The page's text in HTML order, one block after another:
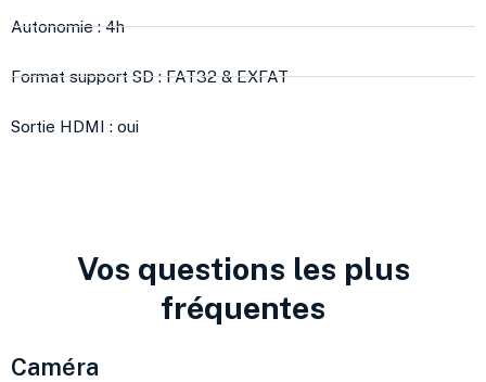
Autonomie : 4h
Format support SD : FAT32 & EXFAT
Sortie HDMI : oui
Vos questions les plus
fréquentes
Caméra